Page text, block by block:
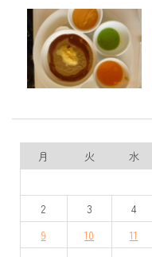
月 火 水
2
3 4
9
10 11